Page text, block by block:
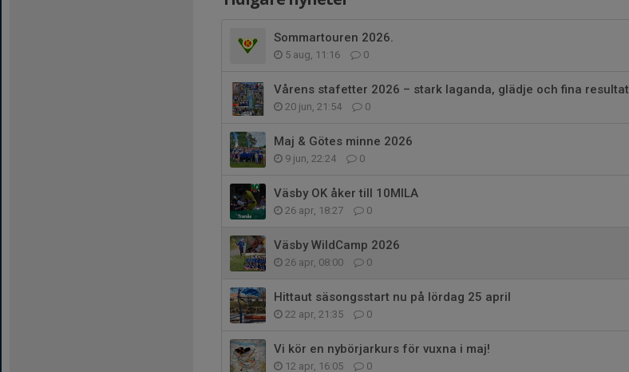
Sommartouren 2026.
5 aug, 11:16 0
Vårens stafetter 2026 – stark laganda, glädje och fina resultat
20 jun, 21:54 0
Maj & Götes minne 2026
9 jun, 22:24 0
Väsby OK åker till 10MILA
26 apr, 18:27 0
Väsby WildCamp 2026
26 apr, 08:00 0
Hittaut säsongsstart nu på lördag 25 april
22 apr, 21:35 0
Vi kör en nybörjarkurs för vuxna i maj!
12 apr, 16:05 0